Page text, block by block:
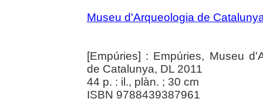
Museu d'Arqueologia de
[Empúries] : Empúries, Museu
de Catalunya, DL 2011
44 p. : il., plàn. ; 30 cm
ISBN 9788439387961